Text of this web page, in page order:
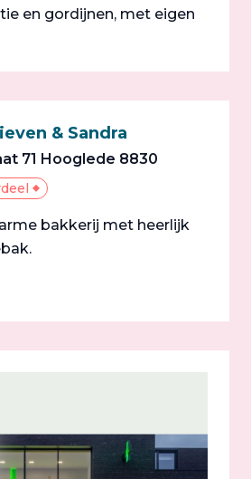
en gordijnen, met eigen
& Sandra
71 Hooglede 8830
bakkerij met heerlijk